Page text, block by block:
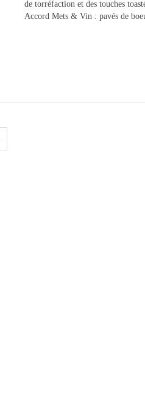
de torréfaction et des touches
Accord Mets & Vin : pavés de